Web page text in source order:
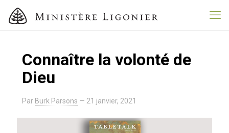
Connaître la volonté de
Dieu
Par Burk Parsons — 21 janvier, 2021